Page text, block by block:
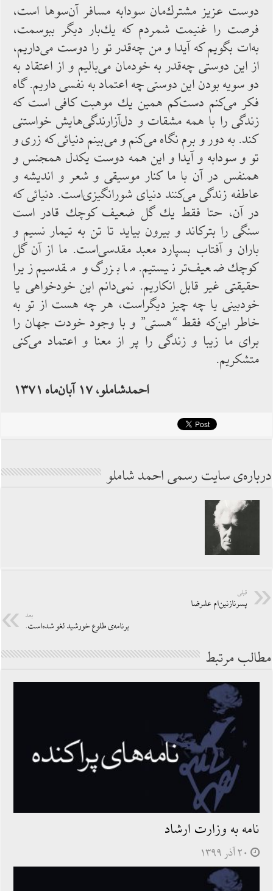
دوست عزيز مشترك‌مان سودابه مسافر آن‌سوها است،
فرصت را غنيمت شمردم كه يك‌بار ديگر ببوسمت،
به‌ات بگويم كه آيدا و من چه‌قدر تو را دوست مى‌داريم،
از اين دوستى چه‌قدر به‌ خودمان مى‌باليم و از اعتقاد به
دو سويه بودن اين دوستى چه اعتماد به نفسى داريم. گاه
فكر مى‌كنم دست‌كم همين يك موهبت كافى است كه
زندگى را با همه مشقات و دل‌آزارندگى‌هايش خواستنى
كند. به دور و برم نگاه مى‌كنم و مى‌بينم دنيائى كه زرى و
تو و سودابه و آيدا و اين همه دوست يكدل همجنس و
همنفس در آن با ما كنار موسيقى و شعر و انديشه و
عاطفه زندگى مى‌كنند دنياى شورانگيزى‌است. دنيائى كه
در آن، حتا فقط يك گل ضعيف كوچك قادر است
سنگى را بتركاند و بيرون بيايد تا تن به تيمار نسيم و
باران و آفتاب بسپارد معبد مقدسى‌است. ما از آن گل
كوچك ضعيف‌تر نيستيم. ما بزرگ و مقدسيم زيرا
حقيقتى غير قابل انكاريم. نمى‌دانم اين خودخواهى يا
خودبينى يا چه چيز ديگراست، هر چه هست از تو به
خاطر اين‌كه فقط “هستى” و با وجود خودت جهان را
براى ما زيبا و زندگى را پر از معنا و اعتماد مى‌كنى
متشكريم.
احمدشاملو، ۱۷ آبان‌ماه ۱۳۷۱
درباره‌ی سایت رسمی احمد شاملو
قبلی
پسر‌نازنين‌ام علىرضا
بعد
برنامه‌ی طلوع خورشید لغو شده‌است.
مطالب مرتبط
نامه به وزارت ارشاد
۲۰ آذر ۱۳۹۹